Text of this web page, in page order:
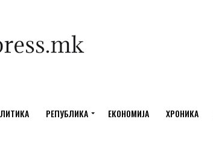
РЕПУБЛИКА ЕКОНОМИЈА ХРОНИКА